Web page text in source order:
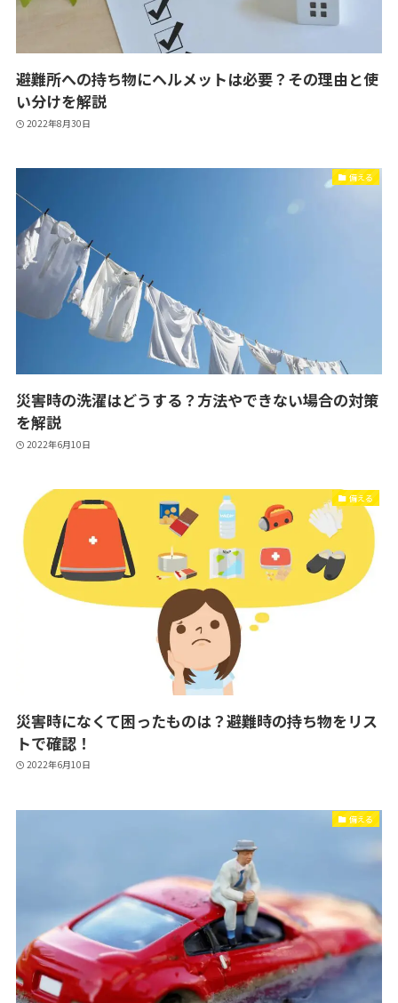
避難所への持ち物にヘルメットは必要？その理由と使
い分けを解説
2022年8月30日
備える
災害時の洗濯はどうする？方法やできない場合の対策
を解説
2022年6月10日
備える
災害時になくて困ったものは？避難時の持ち物をリス
トで確認！
2022年6月10日
備える